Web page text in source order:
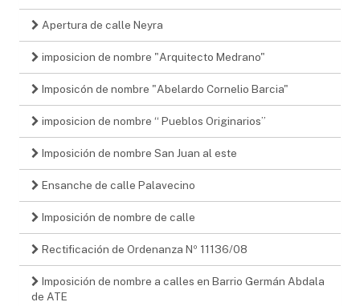
Apertura de calle Neyra
imposicion de nombre "Arquitecto Medrano"
Imposicón de nombre "Abelardo Cornelio Barcia"
imposicion de nombre “ Pueblos Originarios”
Imposición de nombre San Juan al este
Ensanche de calle Palavecino
Imposición de nombre de calle
Rectificación de Ordenanza Nº 11136/08
Imposición de nombre a calles en Barrio Germán Abdala
de ATE